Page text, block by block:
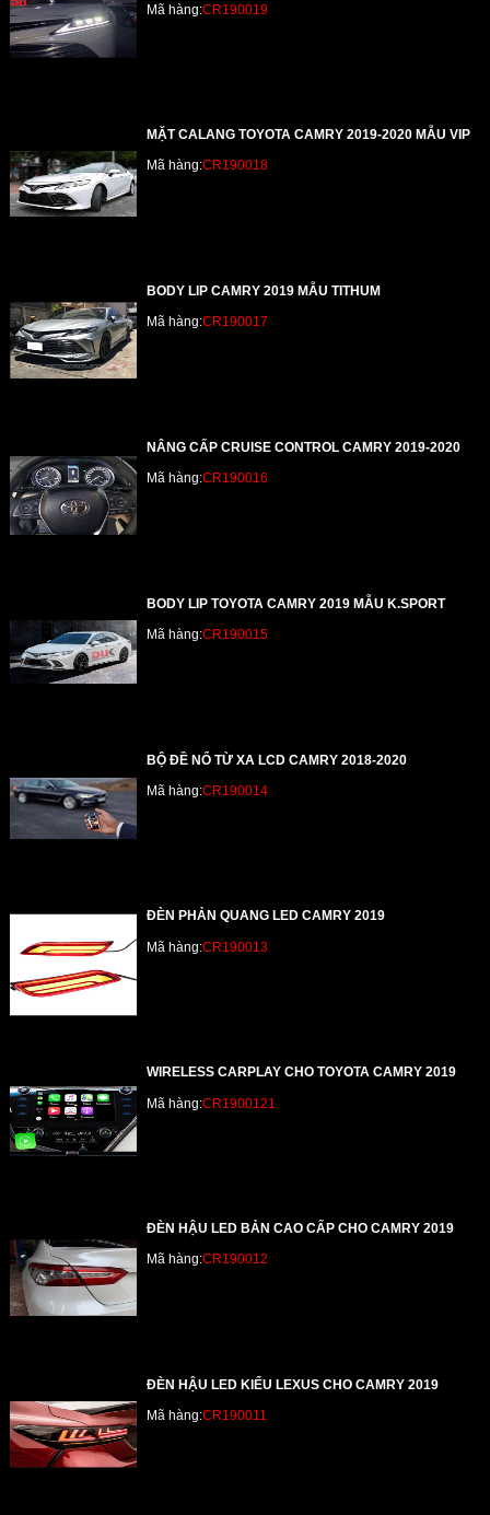
Mã hàng:CR190019
MẶT CALANG TOYOTA CAMRY 2019-2020 MẪU VIP
Mã hàng:CR190018
BODY LIP CAMRY 2019 MẪU TITHUM
Mã hàng:CR190017
NÂNG CẤP CRUISE CONTROL CAMRY 2019-2020
Mã hàng:CR190016
BODY LIP TOYOTA CAMRY 2019 MẪU K.SPORT
Mã hàng:CR190015
BỘ ĐỀ NỔ TỪ XA LCD CAMRY 2018-2020
Mã hàng:CR190014
ĐÈN PHẢN QUANG LED CAMRY 2019
Mã hàng:CR190013
WIRELESS CARPLAY CHO TOYOTA CAMRY 2019
Mã hàng:CR1900121
ĐÈN HẬU LED BẢN CAO CẤP CHO CAMRY 2019
Mã hàng:CR190012
ĐÈN HẬU LED KIỂU LEXUS CHO CAMRY 2019
Mã hàng:CR190011